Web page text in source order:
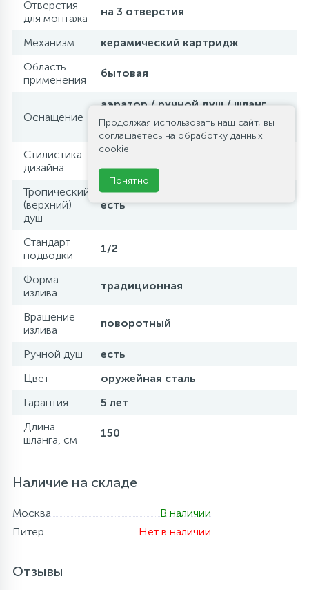
Отверстия
для монтажа
на 3 отверстия
Механизм
керамический картридж
Область
применения
бытовая
Оснащение
аэратор / ручной душ / шланг
для душа / смеситель / верхний
душ
Стилистика
дизайна
Тропический
(верхний)
душ
есть
Стандарт
подводки
1/2
Форма
излива
традиционная
Вращение
излива
поворотный
Ручной душ
есть
Цвет
оружейная сталь
Гарантия
5 лет
Длина
шланга, см
150
Наличие на складе
Москва
В наличии
Питер
Нет в наличии
Отзывы
Продолжая использовать наш сайт, вы
соглашаетесь на обработку данных
cookie.
Понятно